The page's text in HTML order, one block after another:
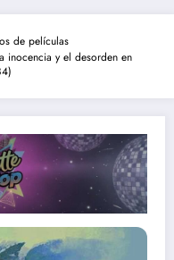
de películas
inocencia y el desorden en